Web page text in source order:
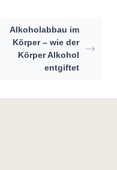
Alkoholabbau im
Körper – wie der
Körper Alkohol
entgiftet